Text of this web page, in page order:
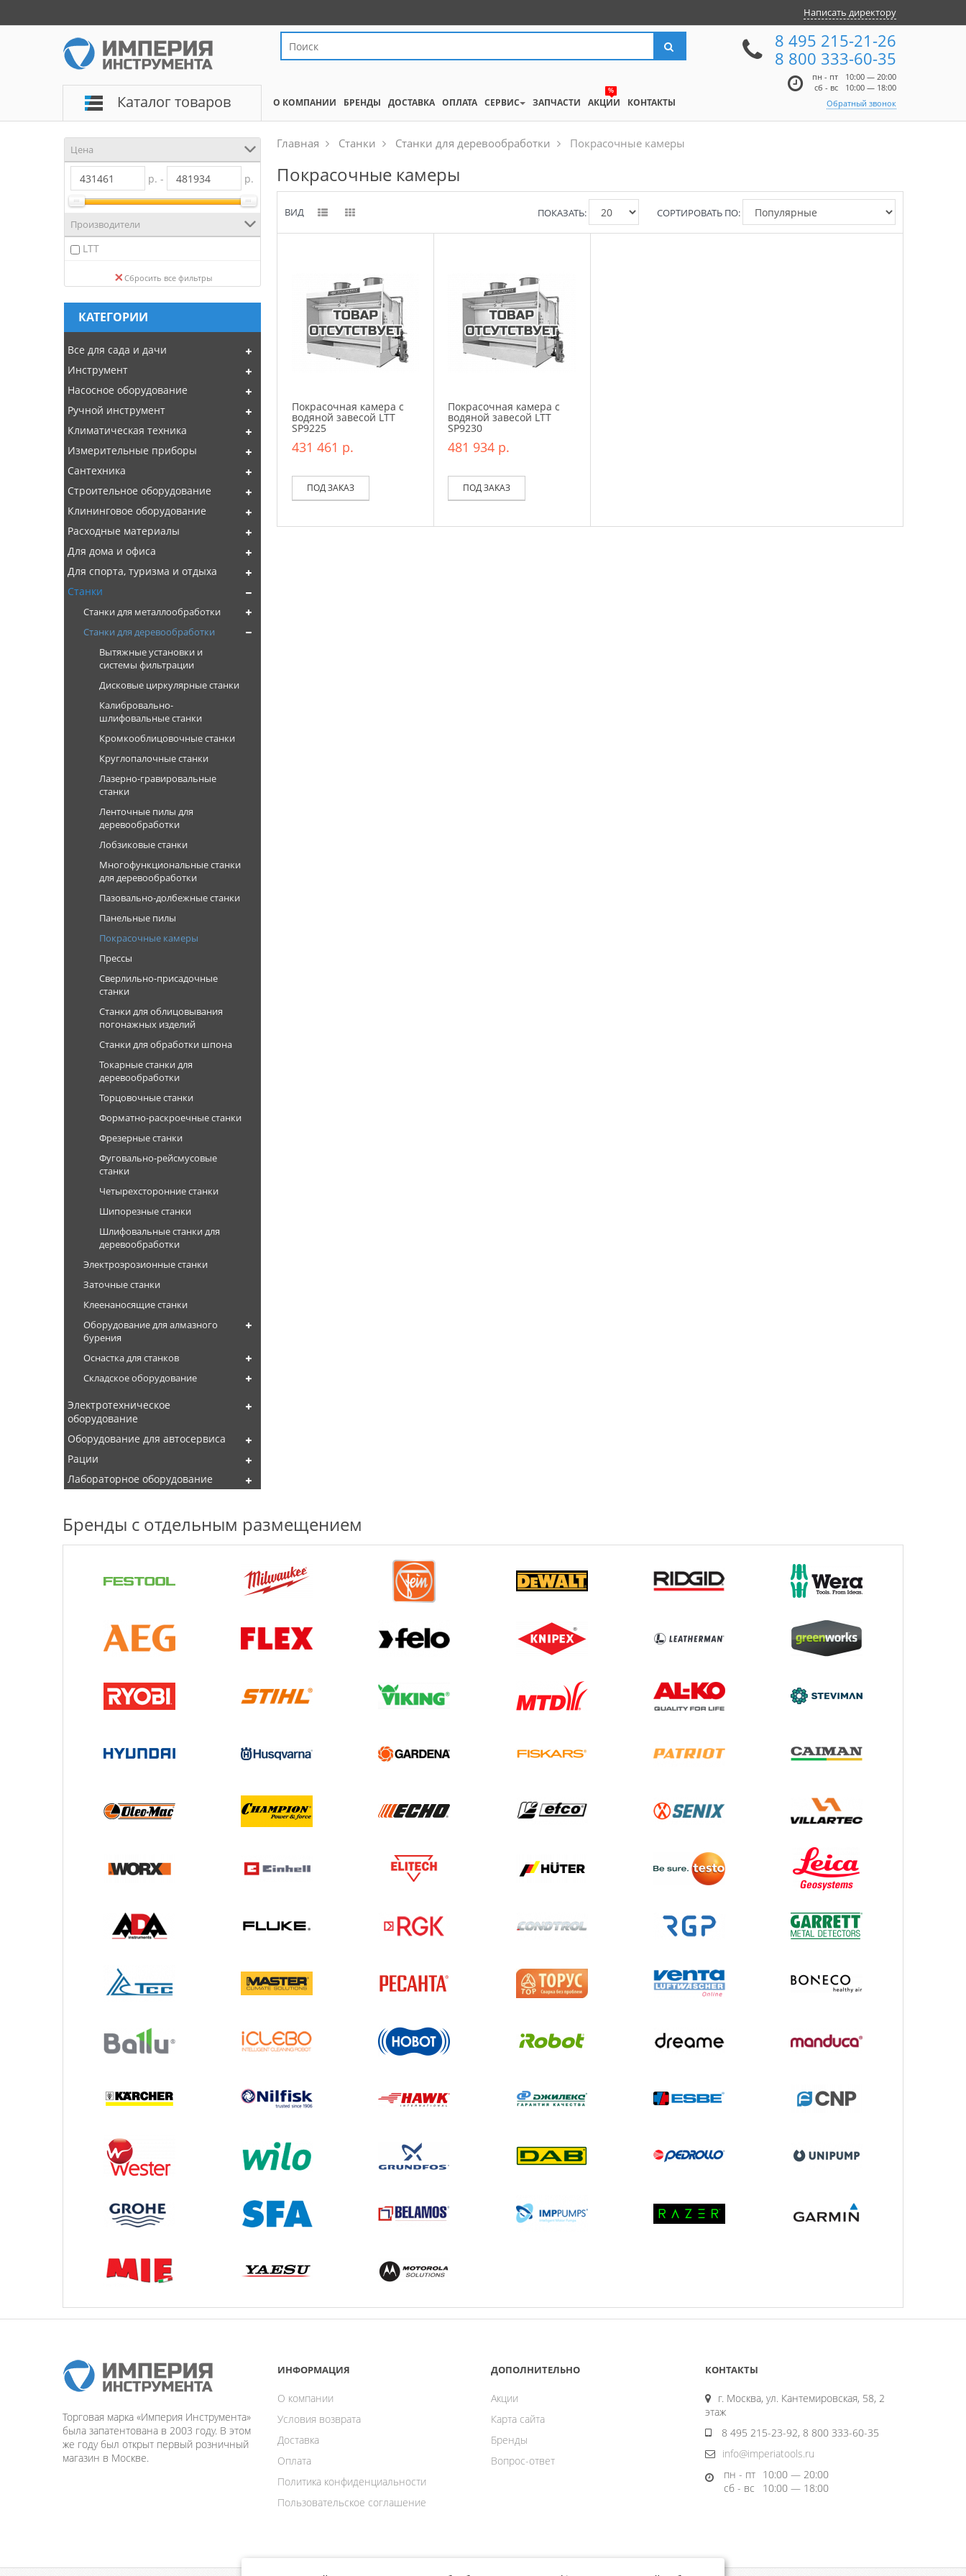
Написать директору
Каталог товаров
8 495 215-21-26
8 800 333-60-35
пн - пт
10:00 — 20:00
сб - вс
10:00 — 18:00
Обратный звонок
О КОМПАНИИ БРЕНДЫ ДОСТАВКА ОПЛАТА СЕРВИС ЗАПЧАСТИ
%
АКЦИИ КОНТАКТЫ
Цена
р. - р.
Производители
LTT
Сбросить все фильтры
КАТЕГОРИИ
Все для сада и дачи
Инструмент
Насосное оборудование
Ручной инструмент
Климатическая техника
Измерительные приборы
Сантехника
Строительное оборудование
Клининговое оборудование
Расходные материалы
Для дома и офиса
Для спорта, туризма и отдыха
Станки
Станки для металлообработки
Станки для деревообработки
Вытяжные установки и
системы фильтрации
Дисковые циркулярные станки
Калибровально-
шлифовальные станки
Кромкооблицовочные станки
Круглопалочные станки
Лазерно-гравировальные
станки
Ленточные пилы для
деревообработки
Лобзиковые станки
Многофункциональные станки
для деревообработки
Пазовально-долбежные станки
Панельные пилы
Покрасочные камеры
Прессы
Сверлильно-присадочные
станки
Станки для облицовывания
погонажных изделий
Станки для обработки шпона
Токарные станки для
деревообработки
Торцовочные станки
Форматно-раскроечные станки
Фрезерные станки
Фуговально-рейсмусовые
станки
Четырехсторонние станки
Шипорезные станки
Шлифовальные станки для
деревообработки
Электроэрозионные станки
Заточные станки
Клеенаносящие станки
Оборудование для алмазного
бурения
Оснастка для станков
Складское оборудование
Электротехническое
оборудование
Оборудование для автосервиса
Рации
Лабораторное оборудование
Главная Станки Станки для деревообработки Покрасочные камеры
Покрасочные камеры
ВИД СОРТИРОВАТЬ ПО:
ПОКАЗАТЬ:
Покрасочная камера с
водяной завесой LTT
SP9225
431 461 р.
ПОД ЗАКАЗ
Покрасочная камера с
водяной завесой LTT
SP9230
481 934 р.
ПОД ЗАКАЗ
Бренды с отдельным размещением
Торговая марка «Империя Инструмента»
была запатентована в 2003 году. В этом
же году был открыт первый розничный
магазин в Москве.
ИНФОРМАЦИЯ
О компании
Условия возврата
Доставка
Оплата
Политика конфиденциальности
Пользовательское соглашение
ДОПОЛНИТЕЛЬНО
Акции
Карта сайта
Бренды
Вопрос-ответ
КОНТАКТЫ
г. Москва, ул. Кантемировская, 58, 2
этаж
8 495 215-23-92, 8 800 333-60-35
info@imperiatools.ru
пн - пт
10:00 — 20:00
сб - вс
10:00 — 18:00